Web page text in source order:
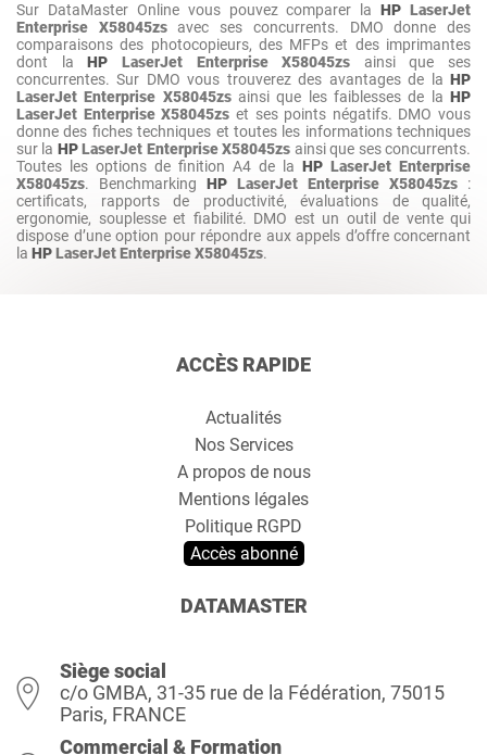
Sur DataMaster Online vous pouvez comparer laHP LaserJet
Enterprise X58045zsavec ses concurrents. DMO donne des
comparaisons des photocopieurs, des MFPs et des imprimantes
dont laHP LaserJet Enterprise X58045zs ainsi que ses
concurrentes. Sur DMO vous trouverez des avantages de la HP
LaserJet Enterprise X58045zsainsi que les faiblesses de laHP
LaserJet Enterprise X58045zs et ses points négatifs. DMO vous
donne des fiches techniques et toutes les informations techniques
sur la HP LaserJet Enterprise X58045zs ainsi que ses concurrents.
Toutes les options de finition A4 de la HP LaserJet Enterprise
X58045zs. Benchmarking HP LaserJet Enterprise X58045zs :
certificats, rapports de productivité, évaluations de qualité,
ergonomie, souplesse et fiabilité. DMO est un outil de vente qui
dispose d’une option pour répondre aux appels d’offre concernant
la HPLaserJet Enterprise X58045zs.
ACCÈS RAPIDE
Actualités
Nos Services
A propos de nous
Mentions légales
Politique RGPD
Accès abonné
DATAMASTER
Siège social
c/o GMBA, 31-35 rue de la Fédération, 75015
Paris, FRANCE
Commercial & Formation